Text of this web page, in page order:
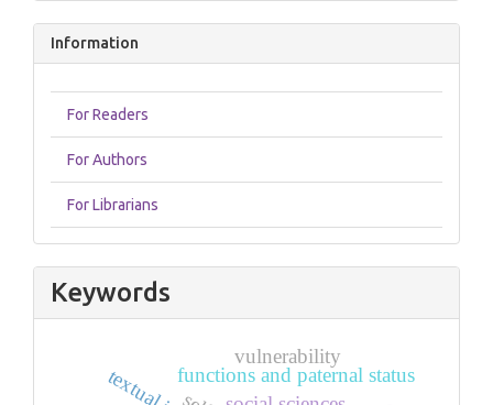
Information
For Readers
For Authors
For Librarians
Keywords
functions and paternal status
vulnerability